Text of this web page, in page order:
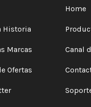
Historia
Marcas
Ofertas
Home
Canal